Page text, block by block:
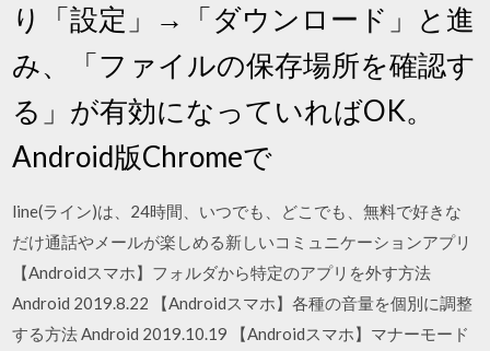
り「設定」→「ダウンロード」と進
み、「ファイルの保存場所を確認す
る」が有効になっていればOK。
Android版Chromeで
line(ライン)は、24時間、いつでも、どこでも、無料で好きな
だけ通話やメールが楽しめる新しいコミュニケーションアプリ
【Androidスマホ】フォルダから特定のアプリを外す方法
Android 2019.8.22 【Androidスマホ】各種の音量を個別に調整
する方法 Android 2019.10.19 【Androidスマホ】マナーモード